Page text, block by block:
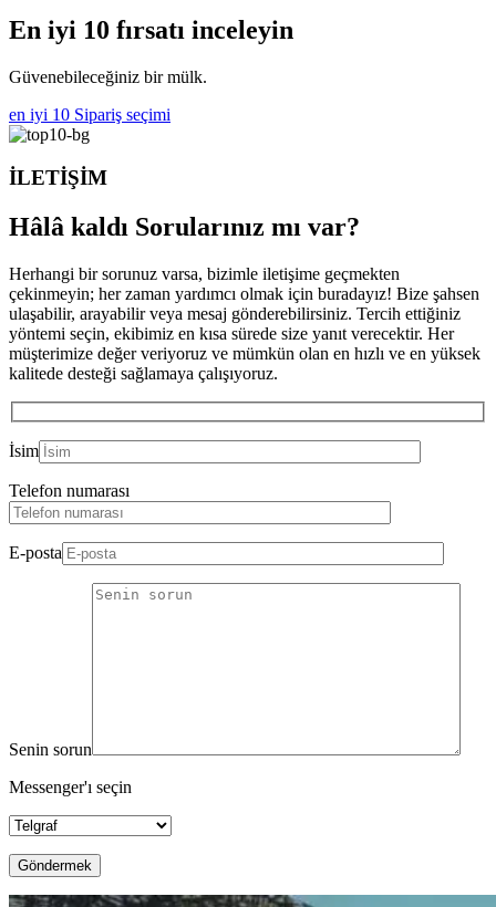
En iyi 10 fırsatı inceleyin
Güvenebileceğiniz bir mülk.
en iyi 10 Sipariş seçimi
İLETİŞİM
Hâlâ kaldı Sorularınız mı var?
Herhangi bir sorunuz varsa, bizimle iletişime geçmekten
çekinmeyin; her zaman yardımcı olmak için buradayız! Bize şahsen
ulaşabilir, arayabilir veya mesaj gönderebilirsiniz. Tercih ettiğiniz
yöntemi seçin, ekibimiz en kısa sürede size yanıt verecektir. Her
müşterimize değer veriyoruz ve mümkün olan en hızlı ve en yüksek
kalitede desteği sağlamaya çalışıyoruz.
İsim
Telefon numarası
E-posta
Senin sorun
Messenger'ı seçin